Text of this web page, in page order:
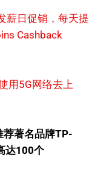
薪日促销，每天提
Cashback
用5G网络去上
荐著名品牌TP-
达100个